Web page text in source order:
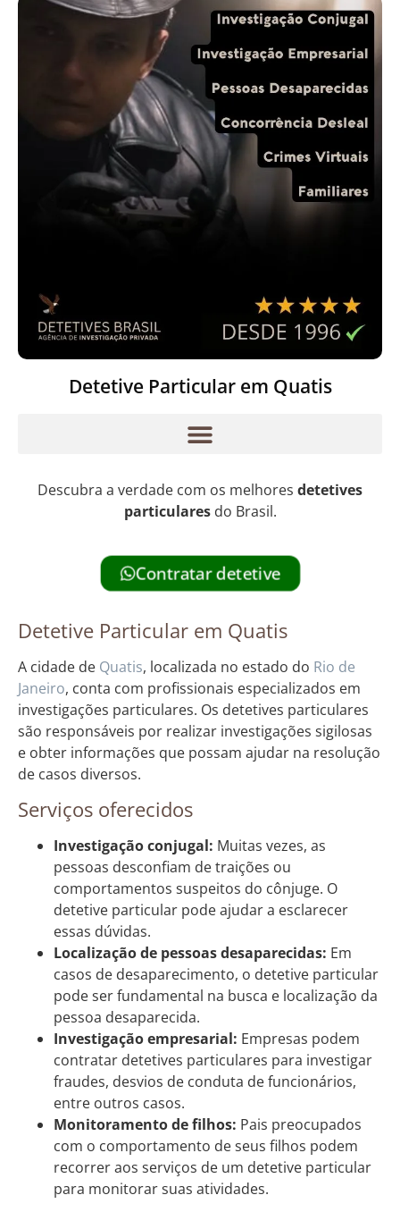
Detetive Particular em Quatis
Descubra a verdade com os melhores detetives
particularesdo Brasil.
Contratar detetive
Detetive Particular em Quatis
A cidade de Quatis, localizada no estado do Rio de
Janeiro, conta com profissionais especializados em
investigações particulares. Os detetives particulares
são responsáveis por realizar investigações sigilosas
e obter informações que possam ajudar na resolução
de casos diversos.
Serviços oferecidos
Investigação conjugal: Muitas vezes, as
pessoas desconfiam de traições ou
comportamentos suspeitos do cônjuge. O
detetive particular pode ajudar a esclarecer
essas dúvidas.
Localização de pessoas desaparecidas: Em
casos de desaparecimento, o detetive particular
pode ser fundamental na busca e localização da
pessoa desaparecida.
Investigação empresarial: Empresas podem
contratar detetives particulares para investigar
fraudes, desvios de conduta de funcionários,
entre outros casos.
Monitoramento de filhos: Pais preocupados
com o comportamento de seus filhos podem
recorrer aos serviços de um detetive particular
para monitorar suas atividades.